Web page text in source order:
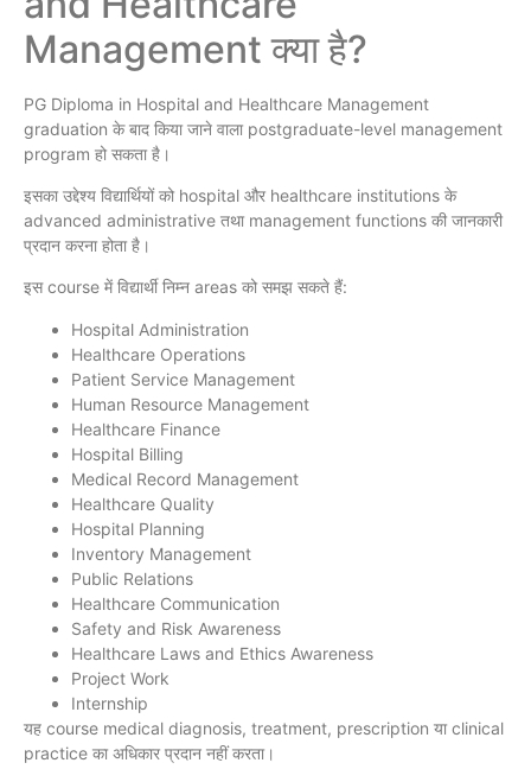
Management क्या है?
PG Diploma in Hospital and Healthcare Management
graduation के बाद किया जाने वाला postgraduate-level management
program हो सकता है।
इसका उद्देश्य विद्यार्थियों को hospital और healthcare institutions के
advanced administrative तथा management functions की जानकारी
प्रदान करना होता है।
इस course में विद्यार्थी निम्न areas को समझ सकते हैं:
Hospital Administration
Healthcare Operations
Patient Service Management
Human Resource Management
Healthcare Finance
Hospital Billing
Medical Record Management
Healthcare Quality
Hospital Planning
Inventory Management
Public Relations
Healthcare Communication
Safety and Risk Awareness
Healthcare Laws and Ethics Awareness
Project Work
Internship
यह course medical diagnosis, treatment, prescription या clinical
practice का अधिकार प्रदान नहीं करता।